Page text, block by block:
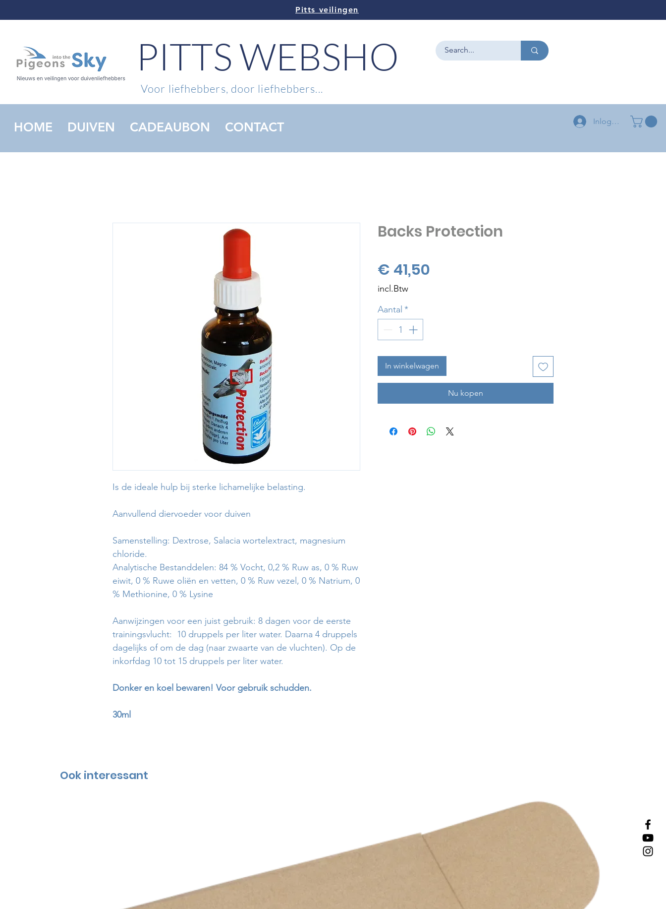
Pitts veilingen
PITTS WEBSHOP
Voor liefhebbers, door liefhebbers...
HOME DUIVEN CADEAUBON CONTACT Inloggen
Is de ideale hulp bij sterke lichamelijke belasting.
Aanvullend diervoeder voor duiven
Samenstelling: Dextrose, Salacia wortelextract, magnesium
chloride.
Analytische Bestanddelen: 84 % Vocht, 0,2 % Ruw as, 0 % Ruw
eiwit, 0 % Ruwe oliën en vetten, 0 % Ruw vezel, 0 % Natrium, 0
% Methionine, 0 % Lysine
Aanwijzingen voor een juist gebruik: 8 dagen voor de eerste
trainingsvlucht: 10 druppels per liter water. Daarna 4 druppels
dagelijks of om de dag (naar zwaarte van de vluchten). Op de
inkorfdag 10 tot 15 druppels per liter water.
Donker en koel bewaren! Voor gebruik schudden.
30ml
Backs Protection
€ 41,50
incl.Btw
Aantal *
In winkelwagen
Nu kopen
Ook interessant